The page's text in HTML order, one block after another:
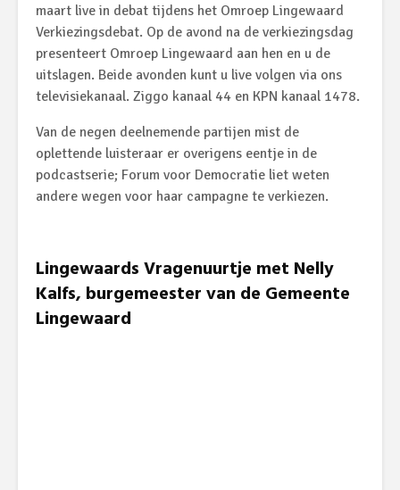
maart live in debat tijdens het Omroep Lingewaard
Verkiezingsdebat. Op de avond na de verkiezingsdag
presenteert Omroep Lingewaard aan hen en u de
uitslagen. Beide avonden kunt u live volgen via ons
televisiekanaal. Ziggo kanaal 44 en KPN kanaal 1478.
Van de negen deelnemende partijen mist de
oplettende luisteraar er overigens eentje in de
podcastserie; Forum voor Democratie liet weten
andere wegen voor haar campagne te verkiezen.
Lingewaards Vragenuurtje met Nelly
Kalfs, burgemeester van de Gemeente
Lingewaard